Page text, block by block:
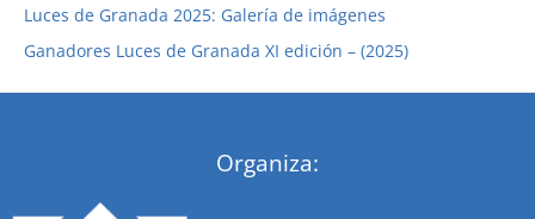
o
r
Luces de Granada 2025: Galería de imágenes
Ganadores Luces de Granada XI edición – (2025)
Organiza: